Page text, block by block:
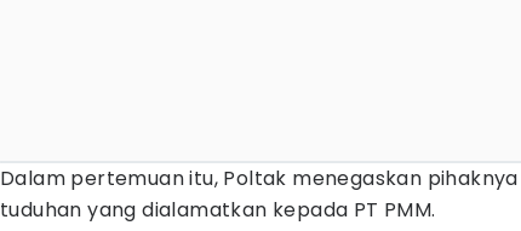
Dalam pertemuan itu, Poltak menegaskan
tuduhan yang dialamatkan kepada PT PMM.